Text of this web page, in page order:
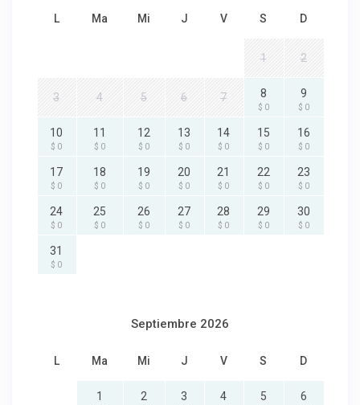
L Ma Mi J V S D
1 2
3 4 5 6 7 8
$ 0
9
$ 0
10
$ 0
11
$ 0
12
$ 0
13
$ 0
14
$ 0
15
$ 0
16
$ 0
17
$ 0
18
$ 0
19
$ 0
20
$ 0
21
$ 0
22
$ 0
23
$ 0
24
$ 0
25
$ 0
26
$ 0
27
$ 0
28
$ 0
29
$ 0
30
$ 0
31
$ 0
Septiembre 2026
L Ma Mi J V S D
1 2 3 4 5 6